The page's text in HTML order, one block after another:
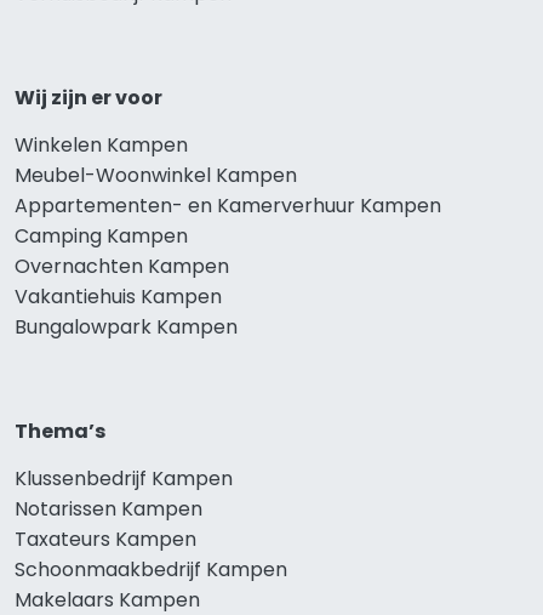
Wij zijn er voor
Winkelen Kampen
Meubel-Woonwinkel Kampen
Appartementen- en Kamerverhuur Kampen
Camping Kampen
Overnachten Kampen
Vakantiehuis Kampen
Bungalowpark Kampen
Thema’s
Klussenbedrijf Kampen
Notarissen Kampen
Taxateurs Kampen
Schoonmaakbedrijf Kampen
Makelaars Kampen